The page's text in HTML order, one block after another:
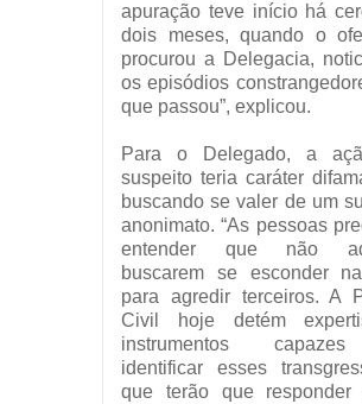
apuração teve início há
dois meses, quando o
procurou a Delegacia,
os episódios
que passou”, explicou.
Para o Delegado, a
suspeito teria caráter
buscando se valer de um
anonimato. “As pessoas
entender que não
buscarem se esconder
para agredir terceiros. A
Civil hoje detém
instrumentos
identificar esses
que terão que responder